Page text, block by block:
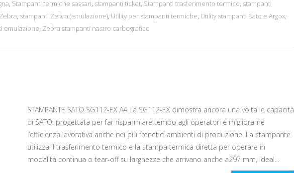
Stampanti termiche sassari stampanti ticket Stampanti trasferimento termico stampanti
stampanti Zebra (emulazione) Utility per stampanti termiche Utility stampanti Sato e Argox
emulazione Zebra stampanti nastro carbografico
STAMPANTE SATO SG112-EX A4 La SG112-EX dimostra ancora una volta le capacità
di SATO: progettata per far risparmiare tempo agli operatori e migliorarne
l’efficienza lavorativa anche nei più frenetici ambienti di produzione. La stampante
utilizza il trasferimento termico e la stampa termica diretta per operare in
modalità continua o tear-off su larghezze che arrivano anche a297 mm, ideal...